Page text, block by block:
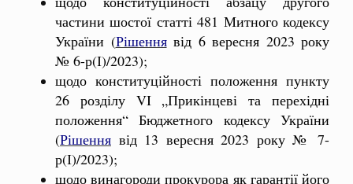
частини шостої статті 481 Митного кодексу
України (Рішеннявід 6 вересня 2023 року
№ 6-р(І)/2023);
щодо конституційності положення пункту
26 розділу VI „Прикінцеві та перехідні
положення“ Бюджетного кодексу України
(Рішення від 13 вересня 2023 року № 7-
р(І)/2023);
щодо винагороди прокурора як гарантії його